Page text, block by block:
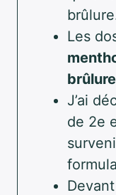
Les
J’ai
de 2e